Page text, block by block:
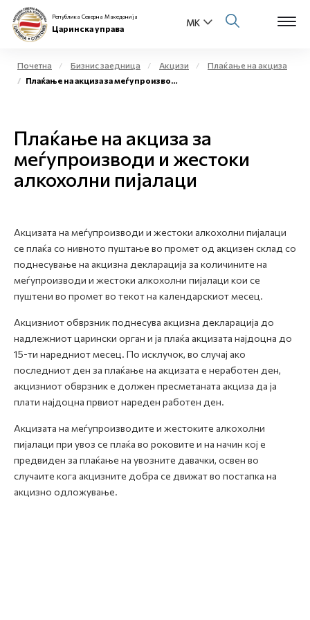
Физички лица
Бизнис заедница
Open
Медиа центар
Контакт
Република Северна Македонија
Царинска управа
Почетна Бизнис заедница Акцизи
Плаќање на акциза
Плаќање на акциза за меѓупроизводи и жестоки алкохолни пијалаци
Плаќање на акциза за
меѓупроизводи и жестоки
алкохолни пијалаци
Акцизата на меѓупроизводи и жестоки алкохолни пијалаци
се плаќа со нивното пуштање во промет од акцизен склад со
поднесување на акцизна декларација за количините на
меѓупроизводи и жестоки алкохолни пијалаци кои се
пуштени во промет во текот на календарскиот месец.
Акцизниот обврзник поднесува акцизна декларација до
надлежниот царински орган и ја плаќа акцизата најдоцна до
15-ти наредниот месец. По исклучок, во случај ако
последниот ден за плаќање на акцизата е неработен ден,
акцизниот обврзник е должен пресметаната акциза да ја
плати најдоцна првиот нареден работен ден.
Акцизата на меѓупроизводите и жестоките алкохолни
пијалаци при увоз се плаќа во роковите и на начин кој е
предвиден за плаќање на увозните давачки, освен во
случаите кога акцизните добра се движат во постапка на
акцизно одложување.